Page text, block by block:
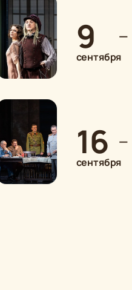
9
сентября
—
16
сентября
—